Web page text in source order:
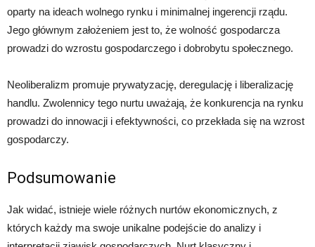
oparty na ideach wolnego rynku i minimalnej ingerencji rządu.
Jego głównym założeniem jest to, że wolność gospodarcza
prowadzi do wzrostu gospodarczego i dobrobytu społecznego.
Neoliberalizm promuje prywatyzację, deregulację i liberalizację
handlu. Zwolennicy tego nurtu uważają, że konkurencja na rynku
prowadzi do innowacji i efektywności, co przekłada się na wzrost
gospodarczy.
Podsumowanie
Jak widać, istnieje wiele różnych nurtów ekonomicznych, z
których każdy ma swoje unikalne podejście do analizy i